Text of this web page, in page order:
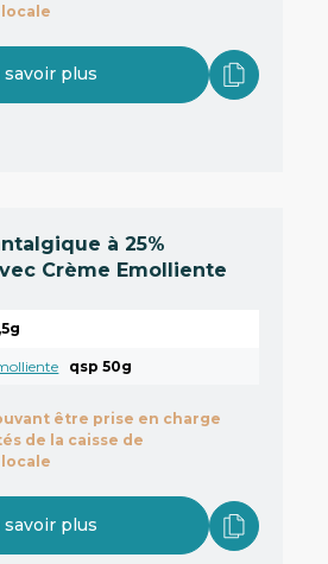
savoir plus
à 25%
Crème Emolliente
qsp 50g
être prise en charge
de la caisse de
savoir plus